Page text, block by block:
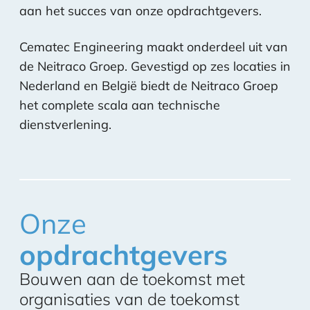
aan het succes van onze opdrachtgevers.
Cematec Engineering maakt onderdeel uit van
de Neitraco Groep. Gevestigd op zes locaties in
Nederland en België biedt de Neitraco Groep
het complete scala aan technische
dienstverlening.
Onze
opdrachtgevers
Bouwen aan de toekomst met
organisaties van de toekomst